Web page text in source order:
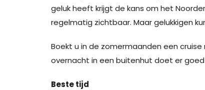
geluk heeft krijgt de kans om het
regelmatig zichtbaar. Maar gelukkigen
Boekt u in de zomermaanden een
overnacht in een buitenhut doet er
Beste tijd